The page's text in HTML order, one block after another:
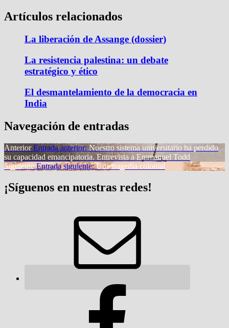
Artículos relacionados
La liberación de Assange (dossier)
La resistencia palestina: un debate
estratégico y ético
El desmantelamiento de la democracia en
India
Navegación de entradas
Anterior Entrada anterior: Nuestro sistema universitario ha perdido
su capacidad emancipatoria. Entrevista a Emmanuel Todd
Siguiente Entrada siguiente: Una tragedia colonial
¡Síguenos en nuestras redes!